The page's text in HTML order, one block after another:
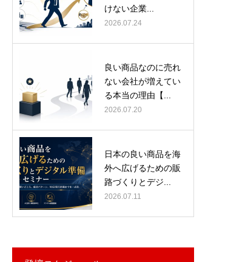
けない企業...
2026.07.24
良い商品なのに売れ
ない会社が増えてい
る本当の理由【...
2026.07.20
日本の良い商品を海
外へ広げるための販
路づくりとデジ...
2026.07.11